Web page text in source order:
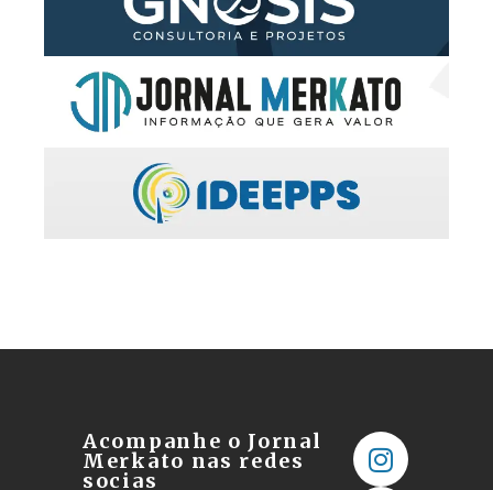
Acompanhe o Jornal
Merkato nas redes
socias